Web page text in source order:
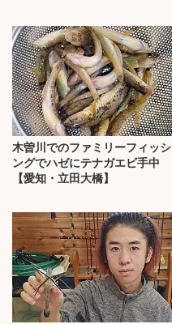
木曽川でのファミリーフィッシ
ングでハゼにテナガエビ手中
【愛知・立田大橋】